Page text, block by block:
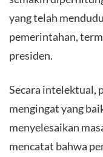
yang telah
pemerintahan,
presiden.
Secara intelektual,
mengingat yang
menyelesaikan
mencatat bahwa